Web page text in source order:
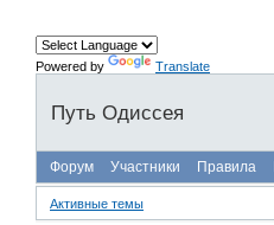
Powered by Translate
Путь Одиссея
Форум Участники Правила
Активные темы